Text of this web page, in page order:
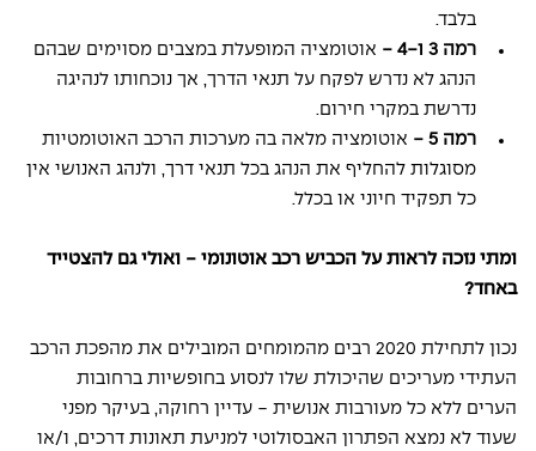
בלבד.
רמה 3 ו-4 -
אוטומציה המופעלת במצבים מסוימים שבהם
הנהג לא נדרש לפקח על תנאי הדרך, אך נוכחותו לנהיגה
נדרשת במקרי חירום.
רמה 5 -
אוטומציה מלאה בה מערכות הרכב האוטומטיות
מסוגלות להחליף את הנהג בכל תנאי דרך, ולנהג האנושי אין
כל תפקיד חיוני או בכלל.
ומתי נזכה לראות על הכביש רכב אוטונומי - ואולי גם להצטייד
באחד?
נכון לתחילת 2020 רבים מהמומחים המובילים את מהפכת הרכב
העתידי מעריכים שהיכולת שלו לנסוע בחופשיות ברחובות
הערים ללא כל מעורבות אנושית - עדיין רחוקה, בעיקר מפני
שעוד לא נמצא הפתרון האבסולוטי למניעת תאונות דרכים, ו/או